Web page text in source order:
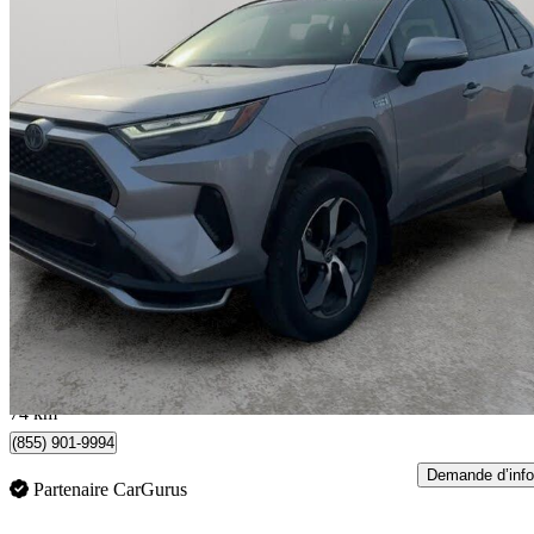
2024 Toyota RAV4 Prime
XSE AWD 22 993 km
46 900 $
823 $/mois env.
Toronto, ON
74 km
(855) 901-9994
Partenaire CarGurus
Demande d’info